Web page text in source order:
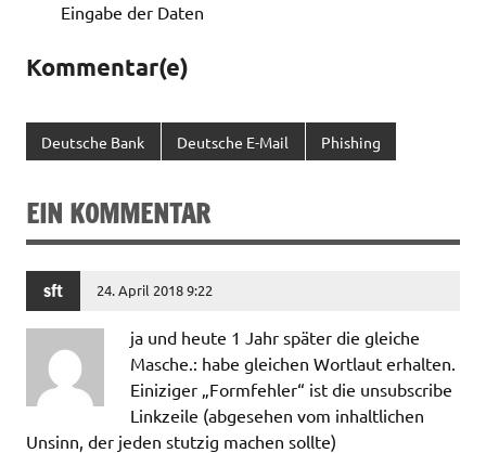
Eingabe der Daten
Kommentar(e)
Deutsche Bank Deutsche E-Mail Phishing
EIN KOMMENTAR
sft 24. April 2018 9:22
ja und heute 1 Jahr später die gleiche
Masche.: habe gleichen Wortlaut erhalten.
Einiziger „Formfehler“ ist die unsubscribe
Linkzeile (abgesehen vom inhaltlichen
Unsinn, der jeden stutzig machen sollte)